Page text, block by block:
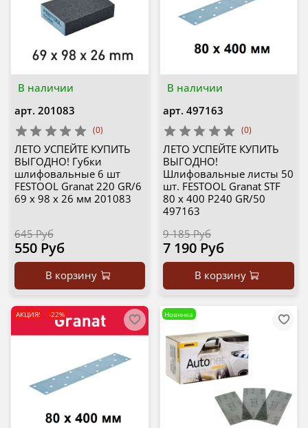
В наличии
арт. 201083
(0)
ЛЕТО УСПЕЙТЕ КУПИТЬ
ВЫГОДНО! Губки
шлифовальные 6 шт
FESTOOL Granat 220 GR/6
69 x 98 x 26 мм 201083
645 Руб
550 Руб
В корзину
В наличии
арт. 497163
(0)
ЛЕТО УСПЕЙТЕ КУПИТЬ
ВЫГОДНО!
Шлифовальные листы 50
шт. FESTOOL Granat STF
80 x 400 P240 GR/50
497163
9 185 Руб
7 190 Руб
В корзину
АКЦИЯ! -22% Новинка